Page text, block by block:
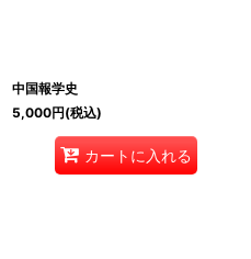
中国報学史
5,000円(税込)
カートに入れる